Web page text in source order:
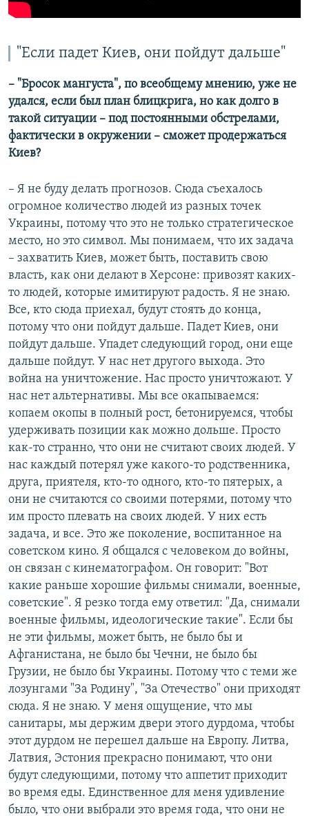
"Если падет Киев, они пойдут дальше"
– "Бросок мангуста", по всеобщему мнению, уже не
удался, если был план блицкрига, но как долго в
такой ситуации – под постоянными обстрелами,
фактически в окружении – сможет продержаться
Киев?
– Я не буду делать прогнозов. Сюда съехалось
огромное количество людей из разных точек
Украины, потому что это не только стратегическое
место, но это символ. Мы понимаем, что их задача
– захватить Киев, может быть, поставить свою
власть, как они делают в Херсоне: привозят каких-
то людей, которые имитируют радость. Я не знаю.
Все, кто сюда приехал, будут стоять до конца,
потому что они пойдут дальше. Падет Киев, они
пойдут дальше. Упадет следующий город, они еще
дальше пойдут. У нас нет другого выхода. Это
война на уничтожение. Нас просто уничтожают. У
нас нет альтернативы. Мы все окапываемся:
копаем окопы в полный рост, бетонируемся, чтобы
удерживать позиции как можно дольше. Просто
как-то странно, что они не считают своих людей. У
нас каждый потерял уже какого-то родственника,
друга, приятеля, кто-то одного, кто-то пятерых, а
они не считаются со своими потерями, потому что
им просто плевать на своих людей. У них есть
задача, и все. Это же поколение, воспитанное на
советском кино. Я общался с человеком до войны,
он связан с кинематографом. Он говорит: "Вот
какие раньше хорошие фильмы снимали, военные,
советские". Я резко тогда ему ответил: "Да, снимали
военные фильмы, идеологические такие". Если бы
не эти фильмы, может быть, не было бы и
Афганистана, не было бы Чечни, не было бы
Грузии, не было бы Украины. Потому что с теми же
лозунгами "За Родину", "За Отечество" они приходят
сюда. Я не знаю. У меня ощущение, что мы
санитары, мы держим двери этого дурдома, чтобы
этот дурдом не перешел дальше на Европу. Литва,
Латвия, Эстония прекрасно понимают, что они
будут следующими, потому что аппетит приходит
во время еды. Единственное для меня удивление
было, что они выбрали это время года, что они не